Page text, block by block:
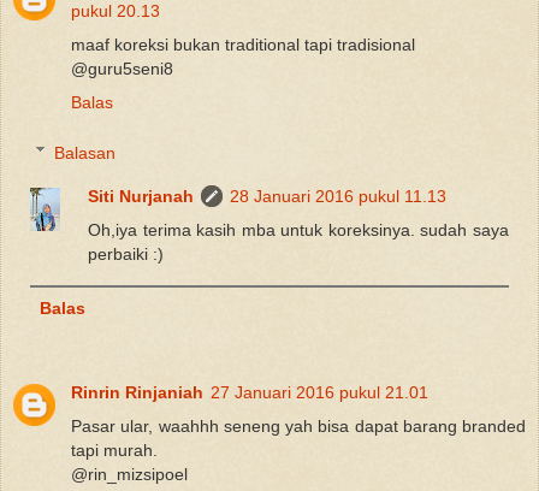
pukul 20.13
maaf koreksi bukan traditional tapi tradisional
@guru5seni8
Balas
Balasan
Siti Nurjanah
28 Januari 2016 pukul 11.13
Oh,iya terima kasih mba untuk koreksinya. sudah saya
perbaiki :)
Balas
Rinrin Rinjaniah 27 Januari 2016 pukul 21.01
Pasar ular, waahhh seneng yah bisa dapat barang branded
tapi murah.
@rin_mizsipoel